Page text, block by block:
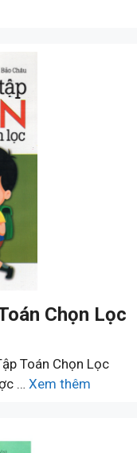
Chọn Lọc
Toán Chọn Lọc
… Xem thêm